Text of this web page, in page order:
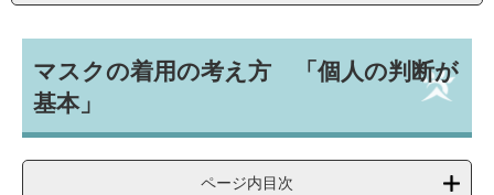
文マスクの着用の考え方 「個人の判断が
基本」
ページ内目次